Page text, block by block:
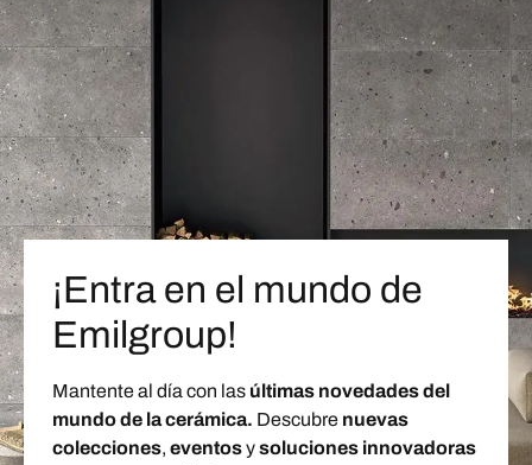
¡Entra en el mundo de
Emilgroup!
Mantente al día con las últimas novedades del
mundo de la cerámica. Descubre nuevas
colecciones, eventosysoluciones innovadoras